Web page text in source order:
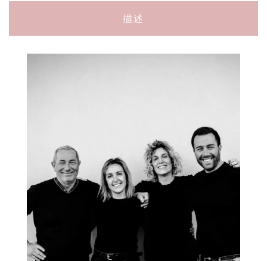
描述